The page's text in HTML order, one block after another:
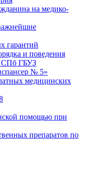
на медико-
гарантий
и поведения
СПб ГБУЗ
№ 5»
медицинских
помощью при
препаратов по